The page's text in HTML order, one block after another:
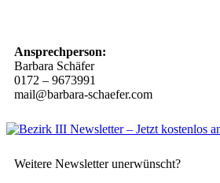
Ansprechperson:
Barbara Schäfer
0172 – 9673991
mail@barbara-schaefer.com
Weitere Newsletter unerwünscht?